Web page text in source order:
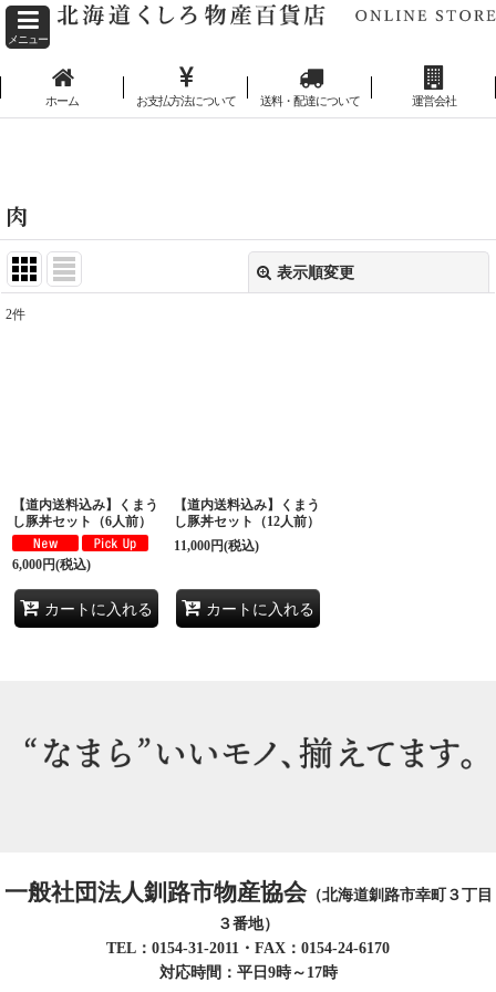
メニュー
ホーム お支払方法について 送料・配達について 運営会社
肉
表示順変更
2件
【道内送料込み】くまう
し豚丼セット（6人前）
6,000円(税込)
カートに入れる
【道内送料込み】くまう
し豚丼セット（12人前）
11,000円(税込)
カートに入れる
一般社団法人釧路市物産協会（北海道釧路市幸町３丁目
３番地）
TEL：0154-31-2011・FAX：0154-24-6170
対応時間：平日9時～17時